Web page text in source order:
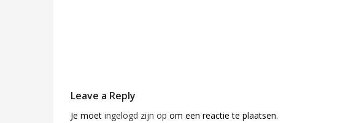
Leave a Reply
Je moet ingelogd zijn op om een reactie te plaatsen.